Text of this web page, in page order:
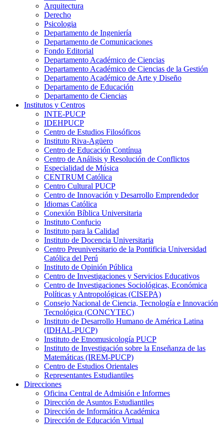
Arquitectura
Derecho
Psicologia
Departamento de Ingeniería
Departamento de Comunicaciones
Fondo Editorial
Departamento Académico de Ciencias
Departamento Académico de Ciencias de la Gestión
Departamento Académico de Arte y Diseño
Departamento de Educación
Departamento de Ciencias
Institutos y Centros
INTE-PUCP
IDEHPUCP
Centro de Estudios Filosóficos
Instituto Riva-Agüero
Centro de Educación Contínua
Centro de Análisis y Resolución de Conflictos
Especialidad de Música
CENTRUM Católica
Centro Cultural PUCP
Centro de Innovación y Desarrollo Emprendedor
Idiomas Católica
Conexión Bíblica Universitaria
Instituto Confucio
Instituto para la Calidad
Instituto de Docencia Universitaria
Centro Preuniversitario de la Pontificia Universidad
Católica del Perú
Instituto de Opinión Pública
Centro de Investigaciones y Servicios Educativos
Centro de Investigaciones Sociológicas, Económica
Políticas y Antropológicas (CISEPA)
Consejo Nacional de Ciencia, Tecnología e Innovación
Tecnológica (CONCYTEC)
Instituto de Desarrollo Humano de América Latina
(IDHAL-PUCP)
Instituto de Etnomusicología PUCP
Instituto de Investigación sobre la Enseñanza de las
Matemáticas (IREM-PUCP)
Centro de Estudios Orientales
Representantes Estudiantiles
Direcciones
Oficina Central de Admisión e Informes
Dirección de Asuntos Estudiantiles
Dirección de Informática Académica
Dirección de Educación Virtual